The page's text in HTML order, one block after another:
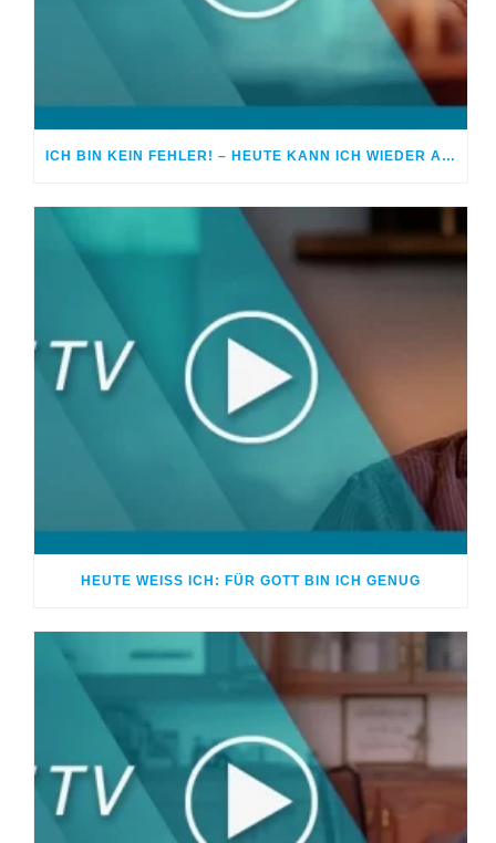
ICH BIN KEIN FEHLER! – HEUTE KANN ICH WIEDER AN MICH GLAUBEN
HEUTE WEISS ICH: FÜR GOTT BIN ICH GENUG